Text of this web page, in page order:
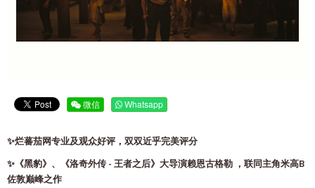
微信 Whatsapp
✨烂蕃茄网专业及观众好评，双双近乎完美评分
✨《黑豹》、《洛奇外传 - 王者之后》大导演赖恩古格勒 ，联同主角米高B
佐敦巅峰之作